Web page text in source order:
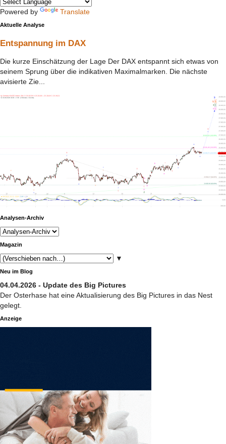
Powered by Translate
Aktuelle Analyse
Entspannung im DAX
Die kurze Einschätzung der Lage Der DAX entspannt sich etwas von
seinem Sprung über die indikativen Maximalmarken. Die nächste
avisierte Zie...
Analysen-Archiv
Magazin
▼
Neu im Blog
04.04.2026 - Update des Big Pictures
Der Osterhase hat eine Aktualisierung des Big Pictures in das Nest
gelegt.
Anzeige